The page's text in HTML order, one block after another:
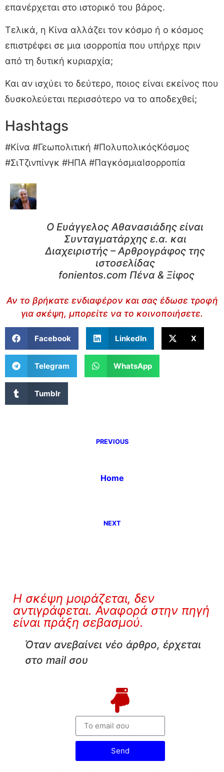
επανέρχεται στο ιστορικό του βάρος.
Τελικά, η Κίνα αλλάζει τον κόσμο ή ο κόσμος
επιστρέφει σε μια ισορροπία που υπήρχε πριν
από τη δυτική κυριαρχία;
Και αν ισχύει το δεύτερο, ποιος είναι εκείνος που
δυσκολεύεται περισσότερο να το αποδεχθεί;
Hashtags
#Κίνα #Γεωπολιτική #ΠολυπολικόςΚόσμος
#ΣιΤζινπίνγκ #ΗΠΑ #ΠαγκόσμιαΙσορροπία
Ο Ευάγγελος Αθανασιάδης είναι
Συνταγματάρχης ε.α. και
Διαχειριστής – Αρθρογράφος της
ιστοσελίδας
fonientos.com Πένα & Ξίφος
Αν το βρήκατε ενδιαφέρον και σας έδωσε τροφή
για σκέψη, μπορείτε να το κοινοποιήσετε.
Facebook LinkedIn X
Telegram WhatsApp
Tumblr
PREVIOUS
Home
NEXT
Η σκέψη μοιράζεται, δεν
αντιγράφεται. Αναφορά στην πηγή
είναι πράξη σεβασμού.
Όταν ανεβαίνει νέο άρθρο, έρχεται
στο mail σου
Send